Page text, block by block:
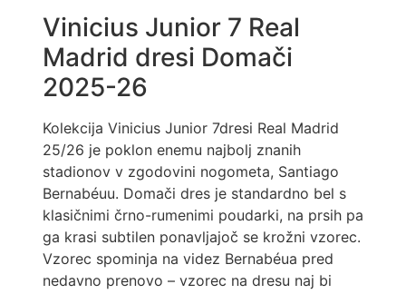
Vinicius Junior 7 Real
Madrid dresi Domači
2025-26
Kolekcija Vinicius Junior 7dresi Real Madrid
25/26 je poklon enemu najbolj znanih
stadionov v zgodovini nogometa, Santiago
Bernabéuu. Domači dres je standardno bel s
klasičnimi črno-rumenimi poudarki, na prsih pa
ga krasi subtilen ponavljajoč se krožni vzorec.
Vzorec spominja na videz Bernabéua pred
nedavno prenovo – vzorec na dresu naj bi